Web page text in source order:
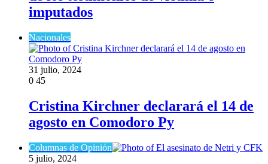
imputados
Nacionales
31 julio, 2024
0 45
Cristina Kirchner declarará el 14 de
agosto en Comodoro Py
Columnas de Opinión
5 julio, 2024